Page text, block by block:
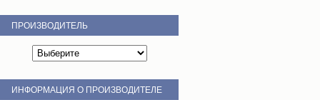
ПРОИЗВОДИТЕЛЬ
ИНФОРМАЦИЯ О ПРОИЗВОДИТЕЛЕ